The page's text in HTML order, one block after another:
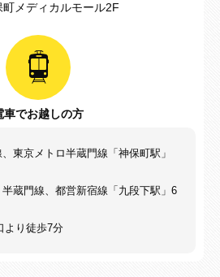
町メディカルモール2F
車でお越しの方
東京メトロ半蔵門線「神保町駅」
半蔵門線、都営新宿線「九段下駅」6
より徒歩7分